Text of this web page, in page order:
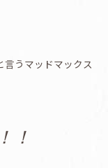
うマッドマックス
！